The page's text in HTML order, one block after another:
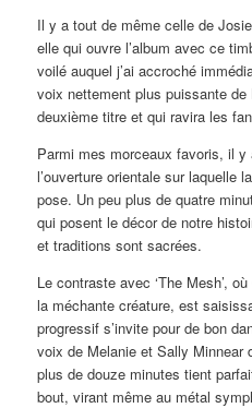
Il y a tout de même celle de
elle qui ouvre l’album avec ce
voilé auquel j’ai accroché
voix nettement plus puissante
deuxième titre et qui ravira les
Parmi mes morceaux favoris, il y
l’ouverture orientale sur laquelle
pose. Un peu plus de quatre
qui posent le décor de notre
et traditions sont sacrées.
Le contraste avec ‘The Mesh’,
la méchante créature, est
progressif s’invite pour de bon
voix de Melanie et Sally Minnear
plus de douze minutes tient
bout, virant même au métal